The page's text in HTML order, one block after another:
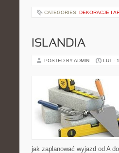
CATEGORIES: DEKORACJE I
ISLANDIA
POSTED BY ADMIN LUT -
jak zaplanować wyjazd od A